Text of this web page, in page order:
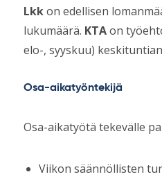
Lkkon edellisen
lukumäärä. KTAon
elo-, syyskuu)
Osa-aikatyöntekijä
Osa-aikatyötä tekevälle
Viikon säännöllisten